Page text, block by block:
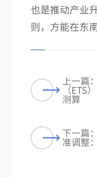
也是推动产业
则，方能在东
上一篇
（ETS
测算
下一篇
准调整